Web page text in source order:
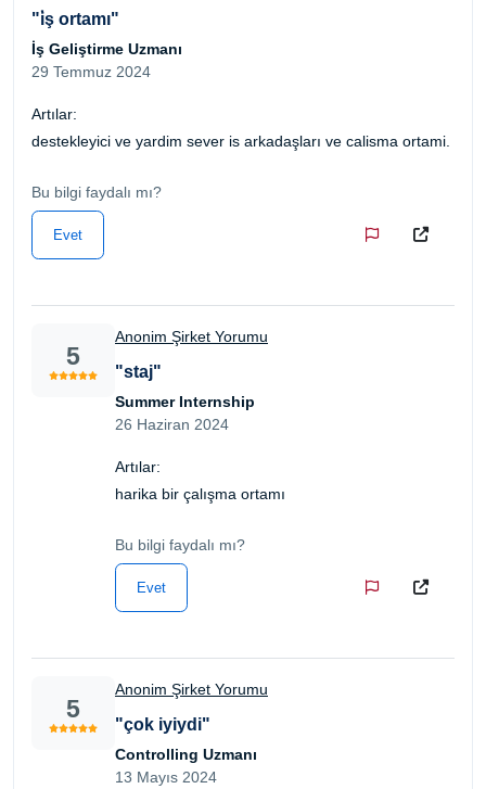
"i̇ş ortamı"
İş Geliştirme Uzmanı
29 Temmuz 2024
Artılar:
destekleyici ve yardim sever is arkadaşları ve calisma ortami.
Bu bilgi faydalı mı?
Evet
5
Anonim Şirket Yorumu
"staj"
Summer Internship
26 Haziran 2024
Artılar:
harika bir çalışma ortamı
Bu bilgi faydalı mı?
Evet
5
Anonim Şirket Yorumu
"çok iyiydi"
Controlling Uzmanı
13 Mayıs 2024